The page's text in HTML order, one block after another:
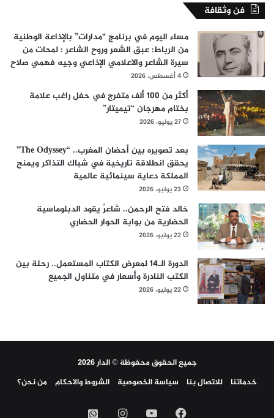
فن وثقافة
مساء اليوم في برنامج “مدارات” بالإذاعة الوطنية
من الرباط: عبق الشعر وروح الشاعر : لمحات من
سيرة الشاعر والاعلامي الإذاعي وجيه فهمي صلاح
4 أغسطس، 2026
أكثر من 100 ألف متفرج في حفل راغب علامة
بختام مهرجان “تيميتار”
27 يوليو، 2026
بعد تصويره بين أحضان المغرب.. “The Odyssey”
يحقق انطلاقة تاريخية في شباك التذاكر ويمنح
المملكة دعاية سينمائية عالمية
23 يوليو، 2026
خالد فتح الرحمن.. شاعرٌ يقود الدبلوماسية
الحضارية من بوابة الحوار الحضاري
22 يوليو، 2026
الدورة الـ14 لمعرض الكتاب المستعمل.. رحلة بين
الكتب النادرة وأسعار في متناول الجميع
22 يوليو، 2026
جميع الحقوق محفوظة © الدار 2026
خدماتنا
للاتصال بنا سياسة الخصوصية الشروط والاحكام من نحن؟
فيسبوك‫YouTubeانستقرامواتساب